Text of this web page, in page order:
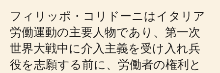
フィリッポ・コリドーニはイタリア
労働運動の主要人物であり、第一次
世界大戦中に介入主義を受け入れ兵
役を志願する前に、労働者の権利と